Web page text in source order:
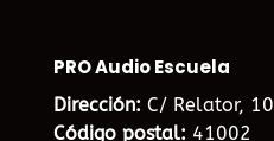
PRO Audio Escuela
Dirección: C/ Relator, 10
Código postal: 41002